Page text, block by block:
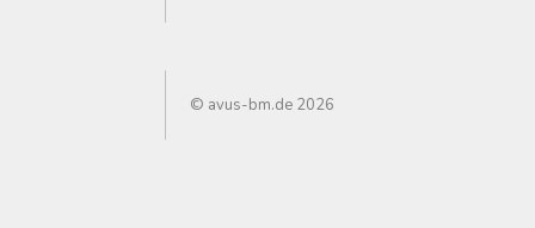
© avus-bm.de 2026